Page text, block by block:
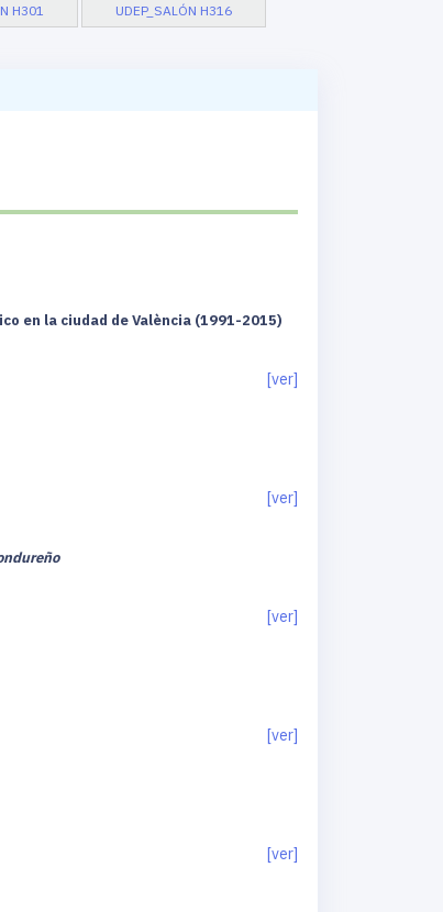
H301 UDEP_SALÓN H316
en la ciudad de València (1991-2015)
[ver]
[ver]
[ver]
[ver]
[ver]